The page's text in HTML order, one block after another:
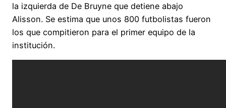
la izquierda de De Bruyne que detiene abajo
Alisson. Se estima que unos 800 futbolistas fueron
los que compitieron para el primer equipo de la
institución.